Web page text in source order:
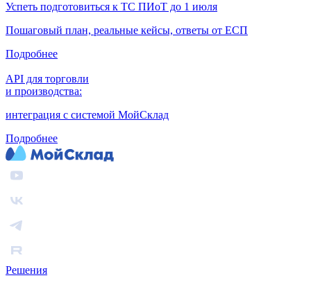
Успеть подготовиться к ТС ПИоТ до 1 июля
Пошаговый план, реальные кейсы, ответы от ЕСП
Подробнее
API для торговли
и производства:
интеграция с системой МойСклад
Подробнее
Решения